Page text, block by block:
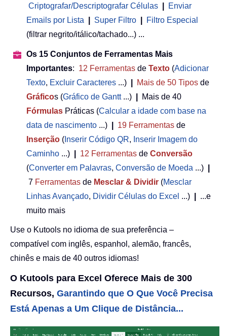
Criptografar/Descriptografar Células
Enviar
Emails por Lista
Super Filtro
Filtro Especial
(filtrar negrito/itálico/tachado...) ...
Os 15 Conjuntos de Ferramentas Mais
Importantes: 12 Ferramentas de Texto (Adicionar
Texto, Excluir Caracteres ...) Mais de 50 Tipos de
Gráficos (Gráfico de Gantt...)
Mais de 40
Fórmulas Práticas (Calcular a idade com base na
data de nascimento ...) 19 Ferramentas de
Inserção ( Inserir Código QR, Inserir Imagem do
Caminho ...) 12 Ferramentas de Conversão
(Converter em Palavras, Conversão de Moeda ...)
7 Ferramentas de Mesclar & Dividir (Mesclar
Linhas Avançado, Dividir Células do Excel ...)
...e
muito mais
Use o Kutools no idioma de sua preferência –
compatível com inglês, espanhol, alemão, francês,
chinês e mais de 40 outros idiomas!
O Kutools para Excel Oferece Mais de 300
Recursos, Garantindo que O Que Você Precisa
Está Apenas a Um Clique de Distância...